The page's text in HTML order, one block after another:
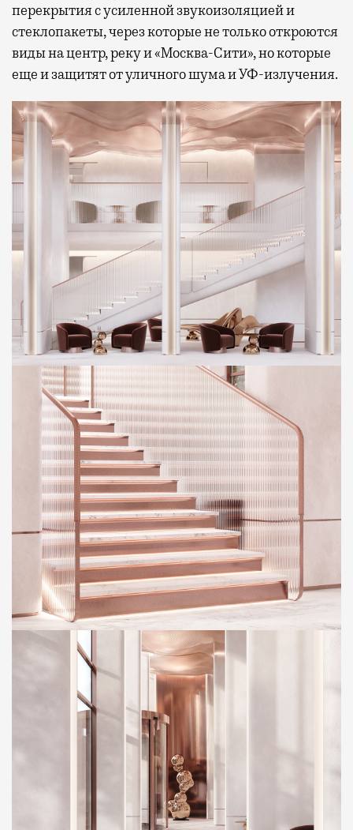
перекрытия с усиленной звукоизоляцией и
стеклопакеты, через которые не только откроются
виды на центр, реку и «Москва-Сити», но которые
еще и защитят от уличного шума и УФ-излучения.